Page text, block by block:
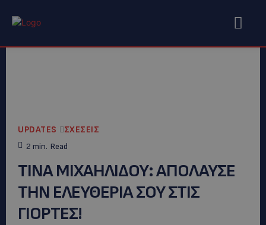
UPDATES ΣΧΕΣΕΙΣ
2 min. Read
ΤΙΝΑ ΜΙΧΑΗΛΙΔΟΥ: AΠΟΛΑΥΣΕ
ΤΗΝ ΕΛΕΥΘΕΡΙΑ ΣΟΥ ΣΤΙΣ
ΓΙΟΡΤΕΣ!